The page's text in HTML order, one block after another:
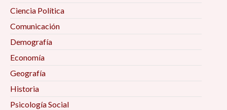
Ciencia Política
Comunicación
Demografía
Economía
Geografía
Historia
Psicología Social